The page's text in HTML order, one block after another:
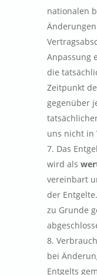
nationalen
Anpassung
die
Zeitpunkt
gegenüber
uns nicht in
Das
wird als
vereinbart
der
zu Grunde
bei
Entgelts